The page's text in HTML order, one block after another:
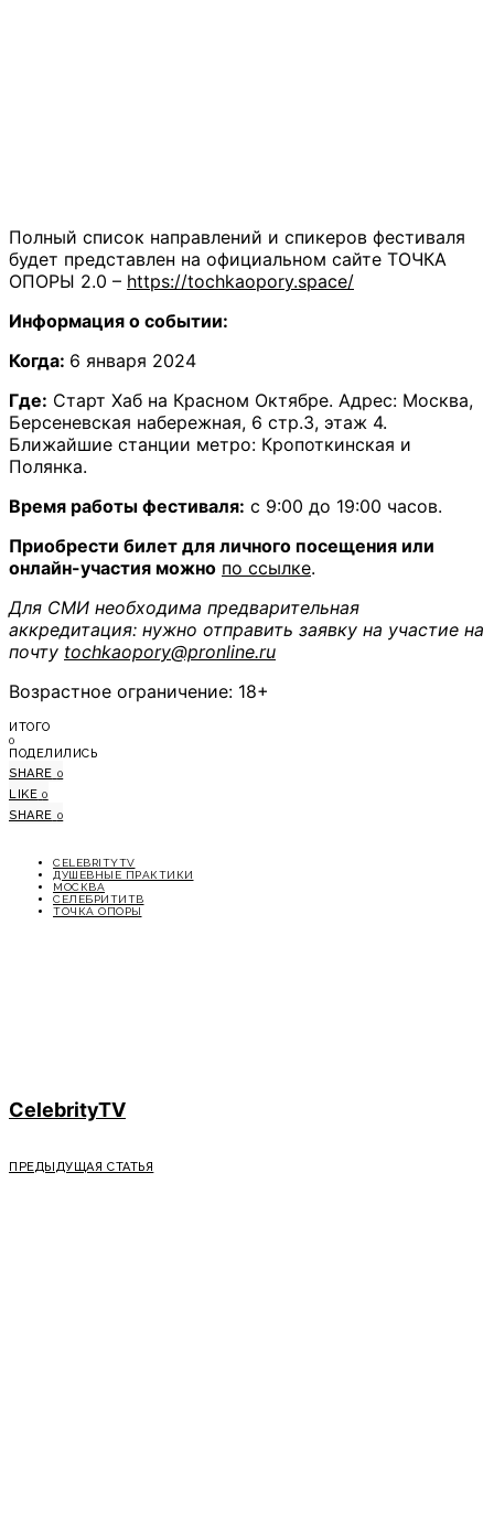
Полный список направлений и спикеров фестиваля
будет представлен на официальном сайте ТОЧКА
ОПОРЫ 2.0 – https://tochkaopory.space/
Информация о событии:
Когда: 6 января 2024
Где: Старт Хаб на Красном Октябре. Адрес: Москва,
Берсеневская набережная, 6 стр.3, этаж 4.
Ближайшие станции метро: Кропоткинская и
Полянка.
Время работы фестиваля: с 9:00 до 19:00 часов.
Приобрести билет для личного посещения или
онлайн-участия можно по ссылке.
Для СМИ необходима предварительная
аккредитация: нужно отправить заявку на участие на
почту tochkaopory@pronline.ru
Возрастное ограничение: 18+
ИТОГО
0
ПОДЕЛИЛИСЬ
SHARE 0
LIKE 0
SHARE 0
CELEBRITYTV
ДУШЕВНЫЕ ПРАКТИКИ
МОСКВА
СЕЛЕБРИТИТВ
ТОЧКА ОПОРЫ
CelebrityTV
ПРЕДЫДУЩАЯ СТАТЬЯ